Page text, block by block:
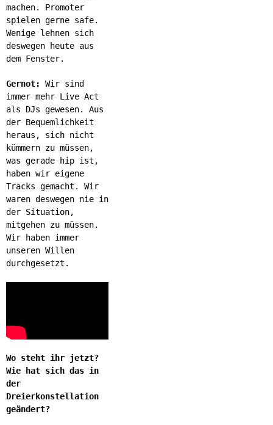
machen. Promoter
spielen gerne safe.
Wenige lehnen sich
deswegen heute aus
dem Fenster.
Gernot: Wir sind
immer mehr Live Act
als DJs gewesen. Aus
der Bequemlichkeit
heraus, sich nicht
kümmern zu müssen,
was gerade hip ist,
haben wir eigene
Tracks gemacht. Wir
waren deswegen nie in
der Situation,
mitgehen zu müssen.
Wir haben immer
unseren Willen
durchgesetzt.
Wo steht ihr jetzt?
Wie hat sich das in
der
Dreierkonstellation
geändert?